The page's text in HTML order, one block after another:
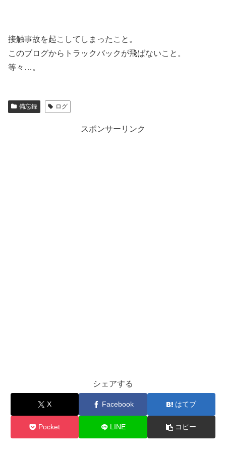
接触事故を起こしてしまったこと。
このブログからトラックバックが飛ばないこと。
等々…。
備忘録 ログ
スポンサーリンク
シェアする
X Facebook はてブ
Pocket LINE コピー